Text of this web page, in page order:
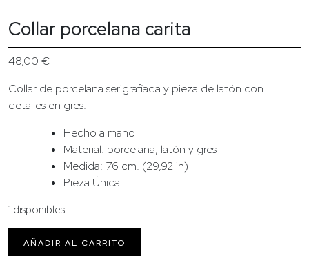
Collar porcelana carita
48,00 €
Collar de porcelana serigrafiada y pieza de latón con
detalles en gres.
Hecho a mano
Material: porcelana, latón y gres
Medida: 76 cm. (29,92 in)
Pieza Única
1 disponibles
Collar
AÑADIR AL CARRITO